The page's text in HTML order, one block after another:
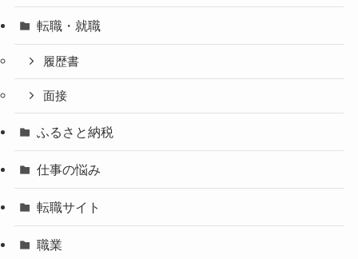
転職・就職
履歴書
面接
ふるさと納税
仕事の悩み
転職サイト
職業